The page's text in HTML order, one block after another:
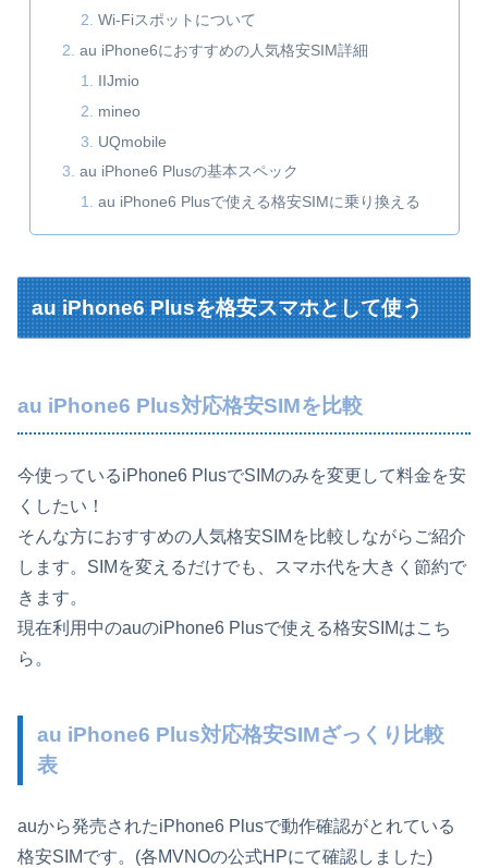
Wi-Fiスポットについて
au iPhone6におすすめの人気格安SIM詳細
IIJmio
mineo
UQmobile
au iPhone6 Plusの基本スペック
au iPhone6 Plusで使える格安SIMに乗り換える
au iPhone6 Plusを格安スマホとして使う
au iPhone6 Plus対応格安SIMを比較
今使っているiPhone6 PlusでSIMのみを変更して料金を安
くしたい！
そんな方におすすめの人気格安SIMを比較しながらご紹介
します。SIMを変えるだけでも、スマホ代を大きく節約で
きます。
現在利用中のauのiPhone6 Plusで使える格安SIMはこち
ら。
au iPhone6 Plus対応格安SIMざっくり比較
表
auから発売されたiPhone6 Plusで動作確認がとれている
格安SIMです。(各MVNOの公式HPにて確認しました)